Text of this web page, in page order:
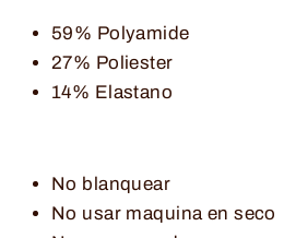
59% Polyamide
27% Poliester
14% Elastano
No blanquear
No usar maquina en seco